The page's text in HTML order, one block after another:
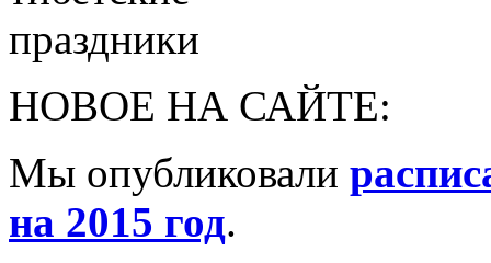
НОВОЕ НА САЙТЕ:
Мы опубликовали
на 2015 год.